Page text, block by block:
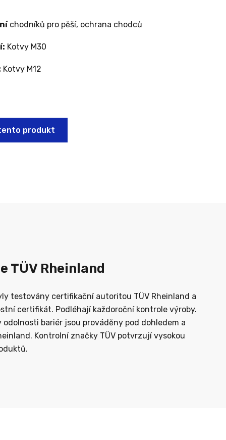
chodníků pro pěší, ochrana chodců
Kotvy M30
Kotvy M12
produkt
TÜV Rheinland
testovány certifikační autoritou TÜV Rheinland a
certifikát. Podléhají každoroční kontrole výroby.
odolnosti bariér jsou prováděny pod dohledem a
Kontrolní značky TÜV potvrzují vysokou